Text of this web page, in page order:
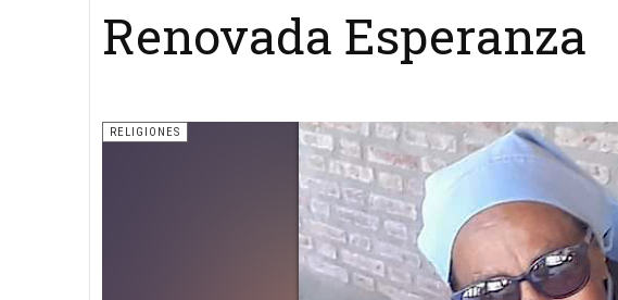
Renovada Esperanza
RELIGIONES